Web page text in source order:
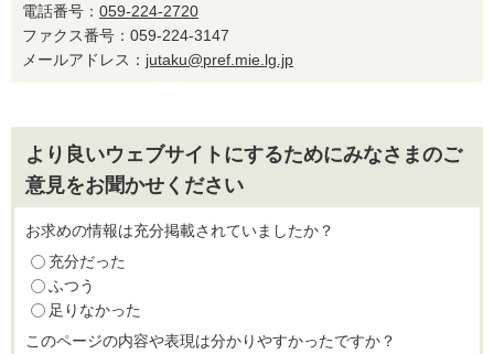
電話番号： 059-224-2720
ファクス番号：059-224-3147
メールアドレス： jutaku@pref.mie.lg.jp
より良いウェブサイトにするためにみなさまのご
意見をお聞かせください
お求めの情報は充分掲載されていましたか？
充分だった
ふつう
足りなかった
このページの内容や表現は分かりやすかったですか？